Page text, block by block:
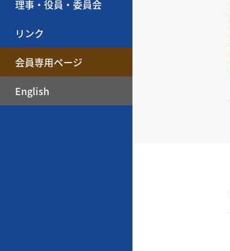
理事・役員・委員会
リンク
会員専用ページ
English